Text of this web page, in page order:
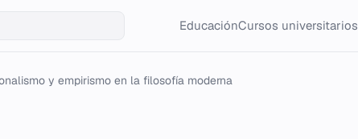
EducaciónCursos universitarios
y empirismo en la filosofía moderna